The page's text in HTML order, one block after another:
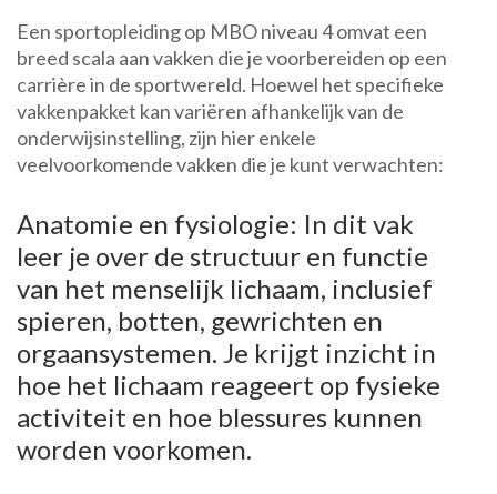
Een sportopleiding op MBO niveau 4 omvat een
breed scala aan vakken die je voorbereiden op een
carrière in de sportwereld. Hoewel het specifieke
vakkenpakket kan variëren afhankelijk van de
onderwijsinstelling, zijn hier enkele
veelvoorkomende vakken die je kunt verwachten:
Anatomie en fysiologie: In dit vak
leer je over de structuur en functie
van het menselijk lichaam, inclusief
spieren, botten, gewrichten en
orgaansystemen. Je krijgt inzicht in
hoe het lichaam reageert op fysieke
activiteit en hoe blessures kunnen
worden voorkomen.